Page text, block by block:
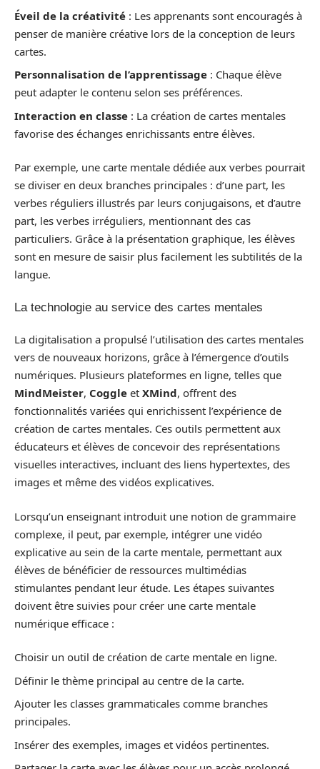
Éveil de la créativité : Les apprenants sont encouragés à
penser de manière créative lors de la conception de leurs
cartes.
Personnalisation de l’apprentissage : Chaque élève
peut adapter le contenu selon ses préférences.
Interaction en classe : La création de cartes mentales
favorise des échanges enrichissants entre élèves.
Par exemple, une carte mentale dédiée aux verbes pourrait
se diviser en deux branches principales : d’une part, les
verbes réguliers illustrés par leurs conjugaisons, et d’autre
part, les verbes irréguliers, mentionnant des cas
particuliers. Grâce à la présentation graphique, les élèves
sont en mesure de saisir plus facilement les subtilités de la
langue.
La technologie au service des cartes mentales
La digitalisation a propulsé l’utilisation des cartes mentales
vers de nouveaux horizons, grâce à l’émergence d’outils
numériques. Plusieurs plateformes en ligne, telles que
MindMeister, Coggle et XMind, offrent des
fonctionnalités variées qui enrichissent l’expérience de
création de cartes mentales. Ces outils permettent aux
éducateurs et élèves de concevoir des représentations
visuelles interactives, incluant des liens hypertextes, des
images et même des vidéos explicatives.
Lorsqu’un enseignant introduit une notion de grammaire
complexe, il peut, par exemple, intégrer une vidéo
explicative au sein de la carte mentale, permettant aux
élèves de bénéficier de ressources multimédias
stimulantes pendant leur étude. Les étapes suivantes
doivent être suivies pour créer une carte mentale
numérique efficace :
Choisir un outil de création de carte mentale en ligne.
Définir le thème principal au centre de la carte.
Ajouter les classes grammaticales comme branches
principales.
Insérer des exemples, images et vidéos pertinentes.